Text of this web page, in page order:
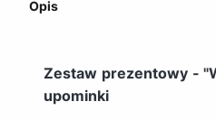
Opis
Zestaw prezentowy -
upominki